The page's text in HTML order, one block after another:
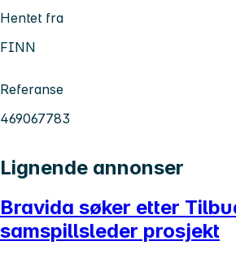
Hentet fra
FINN
Referanse
469067783
Lignende annonser
Bravida søker etter
samspillsleder prosjekt